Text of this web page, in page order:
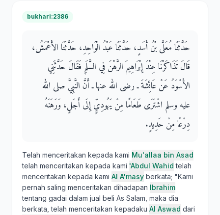
bukhari:2386
حَدَّثَنَا مُعَلَّى بْنُ أَسَدٍ، حَدَّثَنَا عَبْدُ الْوَاحِدِ، حَدَّثَنَا الأَعْمَشُ،
قَالَ تَذَاكَرْنَا عِنْدَ إِبْرَاهِيمَ الرَّهْنَ فِي السَّلَمِ فَقَالَ حَدَّثَنِي
الأَسْوَدُ عَنْ عَائِشَةَ ـ رضى الله عنها ـ أَنَّ النَّبِيَّ صلى الله
عليه وسلم اشْتَرَى طَعَامًا مِنْ يَهُودِيٍّ إِلَى أَجَلٍ، وَرَهَنَهُ
دِرْعًا مِنْ حَدِيدٍ‏.‏
Telah menceritakan kepada kami Mu'allaa bin Asad
telah menceritakan kepada kami 'Abdul Wahid telah
menceritakan kepada kami Al A'masy berkata; "Kami
pernah saling menceritakan dihadapan Ibrahim
tentang gadai dalam jual beli As Salam, maka dia
berkata, telah menceritakan kepadaku Al Aswad dari